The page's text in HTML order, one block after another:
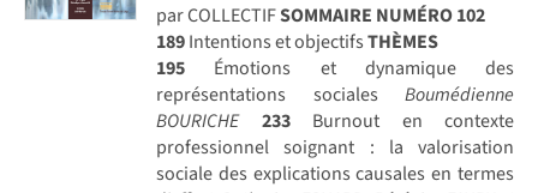
par COLLECTIFSOMMAIRE NUMÉRO 102
189Intentions et objectifsTHÈMES
195 Émotions et dynamique des
représentations sociales Boumédienne
BOURICHE
233Burnout en contexte
professionnel soignant : la valorisation
sociale des explications causales en termes